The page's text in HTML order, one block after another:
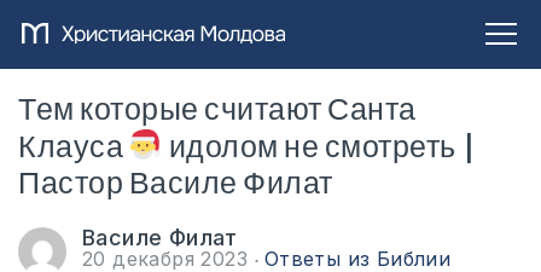
Тем которые считают Санта
Клауса
идолом не смотреть |
Пастор Василе Филат
Василе Филат
20 декабря 2023 Ответы из Библии